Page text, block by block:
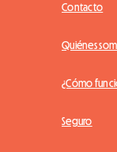
Contacto
Quiénes
¿Cómo
Seguro